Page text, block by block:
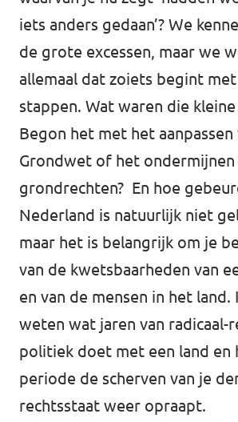
iets anders gedaan’? We
de grote excessen, maar we
allemaal dat zoiets begint
stappen. Wat waren die
Begon het met het aanpassen
Grondwet of het ondermijnen
grondrechten? En hoe
Nederland is natuurlijk niet
maar het is belangrijk om je
van de kwetsbaarheden van
en van de mensen in het land.
weten wat jaren van radicaal-
politiek doet met een land en
periode de scherven van je
rechtsstaat weer opraapt.